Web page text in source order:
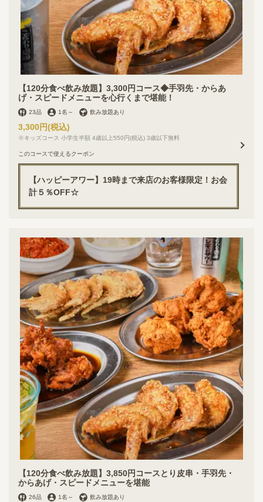
【120分食べ飲み放題】3,300円コース◆手羽先・からあ
げ・スピードメニューを心行くまで堪能！
23品 1名 ～ 飲み放題あり
3,300円(税込)
※キッズコース 小学生半額 4歳以上550円(税込) 3歳以下無料
このコースで使えるクーポン
【ハッピーアワー】19時まで来店のお客様限定！お会
計５％OFF☆
【120分食べ飲み放題】3,850円コースとり皮串・手羽先・
からあげ・スピードメニューを堪能
26品 1名 ～ 飲み放題あり